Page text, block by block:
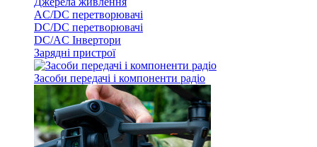
AC/DC перетворювачі
DC/DC перетворювачі
DC/AC Інвертори
Зарядні пристрої
Засоби передачі і компоненти радіо